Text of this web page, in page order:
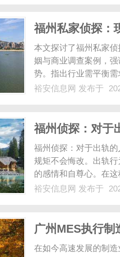
福州私家侦探：
析
本文探讨了福州私家
姻与商业调查案例，
势。指出行业需平衡
裕安信息网 发布于
福州侦探：对于
福州侦探：对于出轨
规矩不会悔改。出轨
的感情和自尊心。在
通过明确且强有力的
裕安信息网 发布于
广州MES执行
在如今高速发展的制